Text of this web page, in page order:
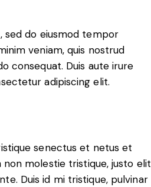
sed do eiusmod tempor
veniam, quis nostrud
consequat. Duis aute irure
adipiscing elit.
senectus et netus et
non molestie tristique, justo elit
Duis id mi tristique, pulvinar